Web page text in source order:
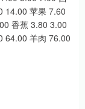
14.00 苹果 7.60
香蕉 3.80 3.00
64.00 羊肉 76.00